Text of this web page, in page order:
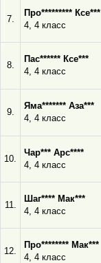
7.
Про********* Ксе***
4, 4 класс
8.
Пас****** Ксе***
4, 4 класс
9.
Яма******* Аза***
4, 4 класс
10.
Чар*** Арс****
4, 4 класс
11.
Шаг**** Мак***
4, 4 класс
12.
Про******** Мак***
4, 4 класс